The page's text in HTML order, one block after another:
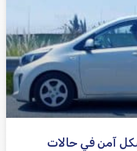
آمن في حالات